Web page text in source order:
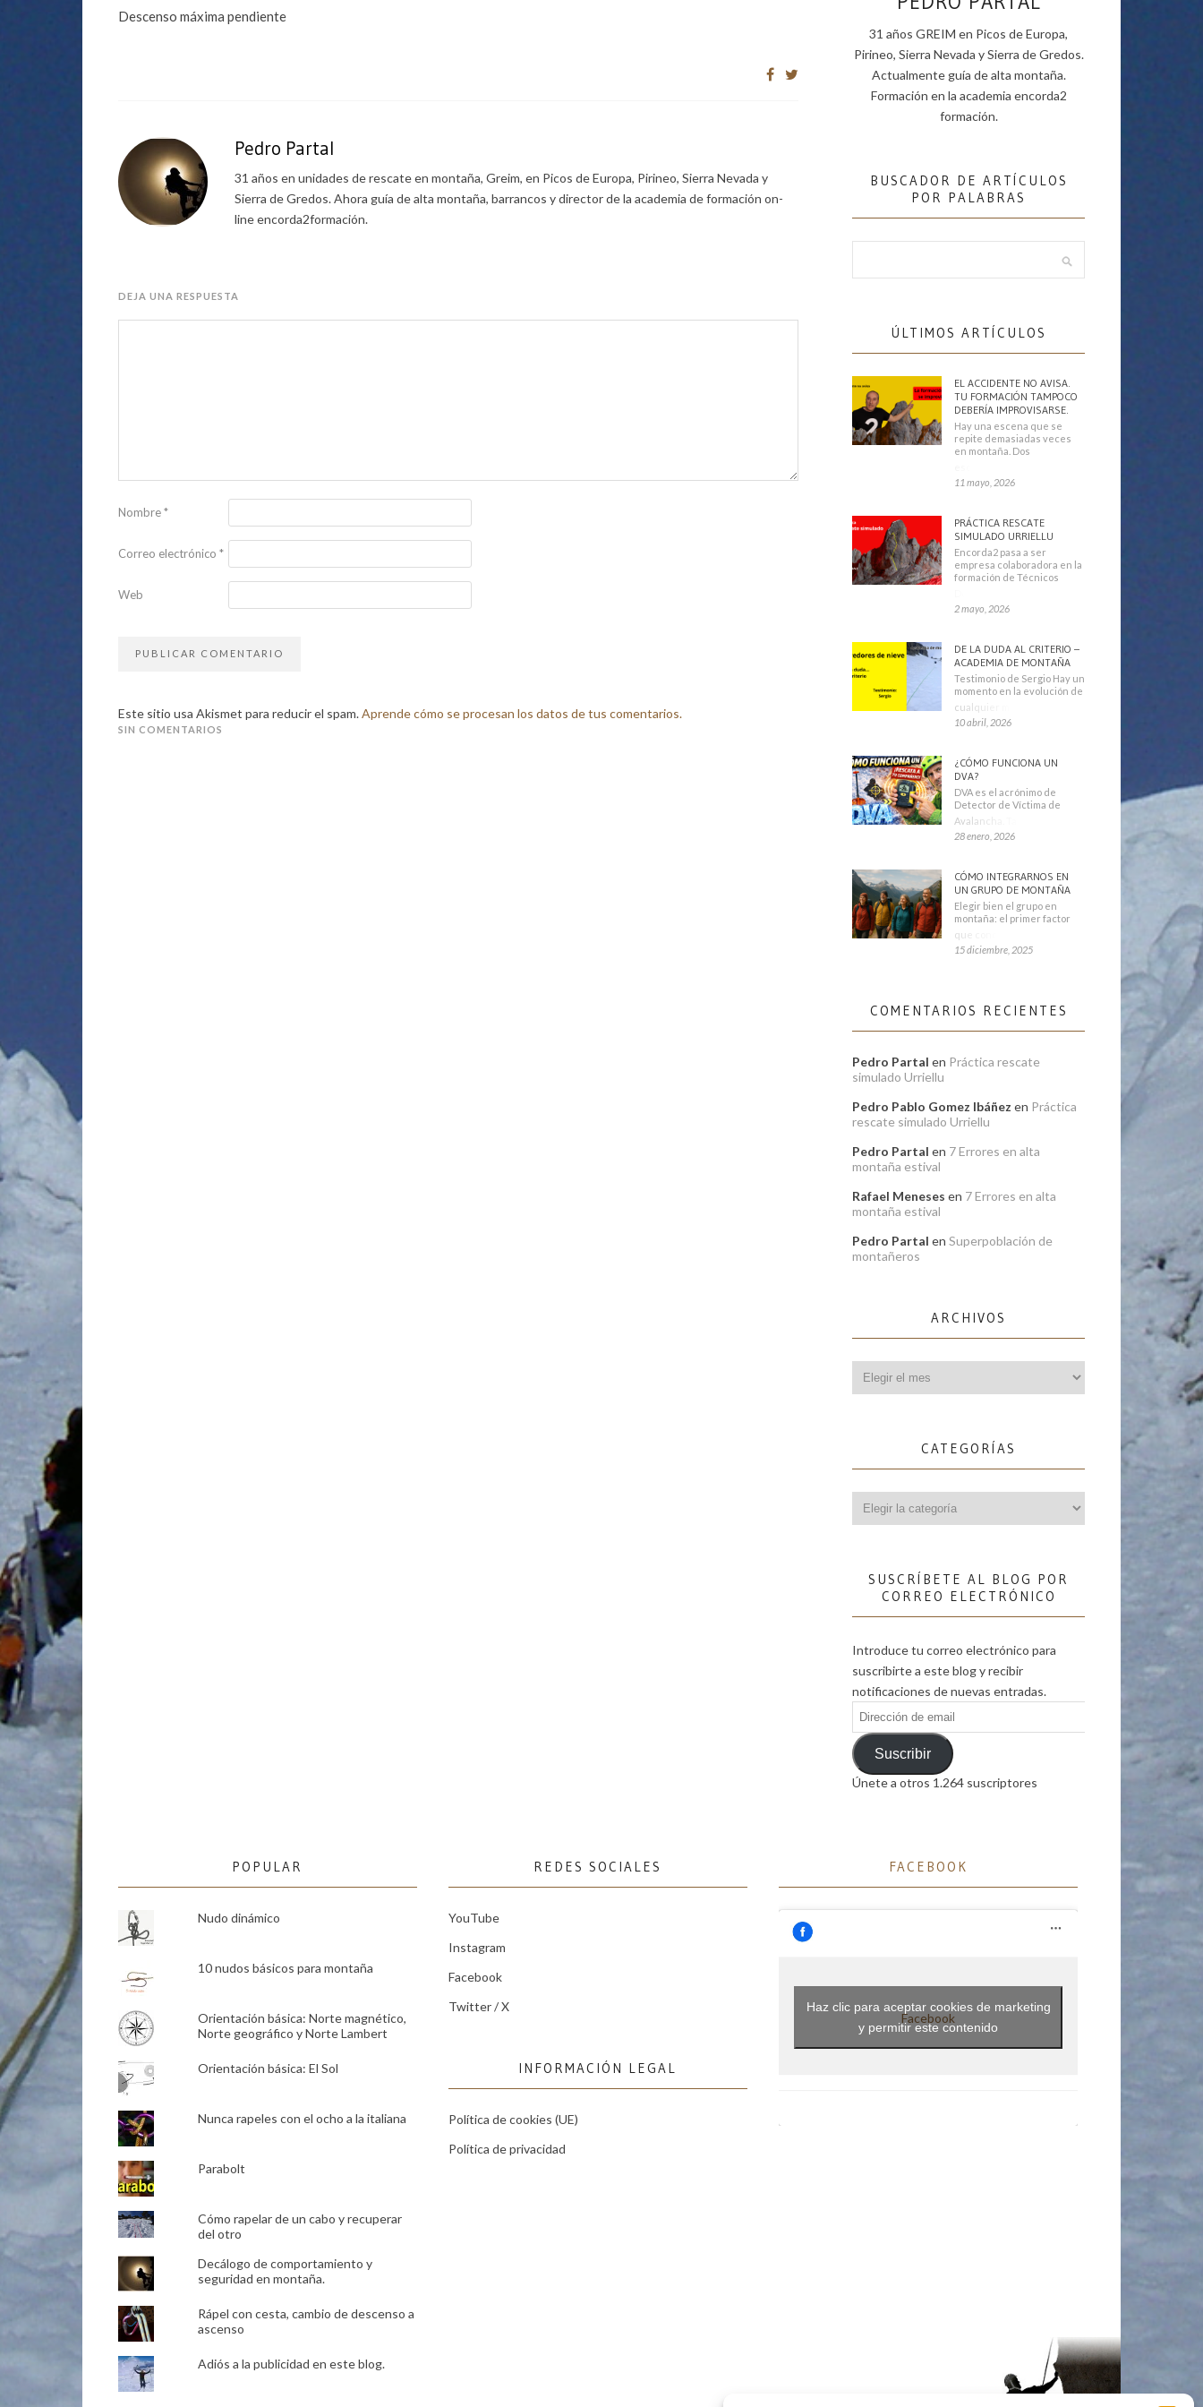
Descenso máxima pendiente
Pedro Partal
31 años en unidades de rescate en montaña, Greim, en Picos de Europa, Pirineo, Sierra Nevada y
Sierra de Gredos. Ahora guía de alta montaña, barrancos y director de la academia de formación on-
line encorda2formación.
DEJA UNA RESPUESTA
Nombre*
Correo electrónico *
Web
Este sitio usa Akismet para reducir el spam.Aprende cómo se procesan los datos de tus comentarios.
SIN COMENTARIOS
31 años GREIM en Picos de Europa,
Pirineo, Sierra Nevada y Sierra de Gredos.
Actualmente guía de alta montaña.
Formación en la academia encorda2
formación.
BUSCADOR DE ARTÍCULOS
POR PALABRAS
ÚLTIMOS ARTÍCULOS
EL ACCIDENTE NO AVISA.
TU FORMACIÓN TAMPOCO
DEBERÍA IMPROVISARSE.
Hay una escena que se
repite demasiadas veces
en montaña. Dos
11 mayo, 2026
PRÁCTICA RESCATE
SIMULADO URRIELLU
Encorda2 pasa a ser
empresa colaboradora en la
formación de Técnicos
2 mayo, 2026
DE LA DUDA AL CRITERIO –
ACADEMIA DE MONTAÑA
Testimonio de Sergio Hay un
momento en la evolución de
cualquier montañero
10 abril, 2026
¿CÓMO FUNCIONA UN
DVA?
DVA es el acrónimo de
Detector de Víctima de
Avalancha. También se
28 enero, 2026
CÓMO INTEGRARNOS EN
UN GRUPO DE MONTAÑA
Elegir bien el grupo en
montaña: el primer factor
que condiciona tu
15 diciembre, 2025
COMENTARIOS RECIENTES
Pedro Partal en Práctica rescate
simulado Urriellu
Pedro Pablo Gomez Ibáñez en Práctica
rescate simulado Urriellu
Pedro Partal en 7 Errores en alta
montaña estival
Rafael Meneses en 7 Errores en alta
montaña estival
Pedro Partal en Superpoblación de
montañeros
ARCHIVOS
CATEGORÍAS
SUSCRÍBETE AL BLOG POR
CORREO ELECTRÓNICO
Introduce tu correo electrónico para
suscribirte a este blog y recibir
notificaciones de nuevas entradas.
Dirección
de
emailSuscribir
Únete a otros 1.264 suscriptores
POPULAR
Nudo dinámico
10 nudos básicos para montaña
Orientación básica: Norte magnético,
Norte geográfico y Norte Lambert
Orientación básica: El Sol
Nunca rapeles con el ocho a la italiana
Parabolt
Cómo rapelar de un cabo y recuperar
del otro
Decálogo de comportamiento y
seguridad en montaña.
Rápel con cesta, cambio de descenso a
ascenso
Adiós a la publicidad en este blog.
REDES SOCIALES
YouTube
Instagram
Facebook
Twitter / X
INFORMACIÓN LEGAL
Política de cookies (UE)
Política de privacidad
FACEBOOK
Facebook
Haz clic para aceptar cookies de marketing
y permitir este contenido